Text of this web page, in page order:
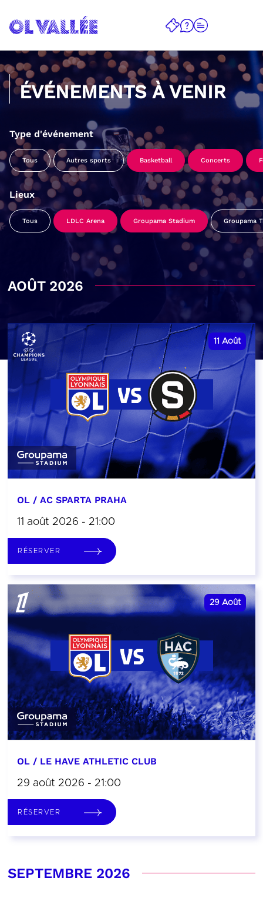
ÉVÉNEMENTS À VENIR
Type d'événement
Tous Autres sports Basketball Concerts
Lieux
Tous LDLC Arena Groupama Stadium Groupama
AOÛT 2026
11 Août
OL / AC SPARTA PRAHA
11 août 2026 - 21:00
RÉSERVER
29 Août
OL / LE HAVE ATHLETIC CLUB
29 août 2026 - 21:00
RÉSERVER
SEPTEMBRE 2026